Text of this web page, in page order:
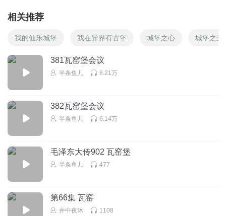
相关推荐
我的仙乐城堡 我在异界有古堡 城堡之心 城堡之王
381瓦窑堡会议
半条鱼儿 6.21万
382瓦窑堡会议
半条鱼儿 6.14万
毛泽东大传902 瓦窑堡
半条鱼儿 477
第66集 瓦窑
井中夜沐 1108